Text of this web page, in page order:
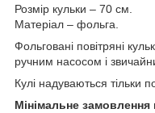
Розмір кульки – 70 см.
Матеріал – фольга.
Фольговані повітряні
ручним насосом і
Кулі надуваються тільки
Мінімальне замовлення